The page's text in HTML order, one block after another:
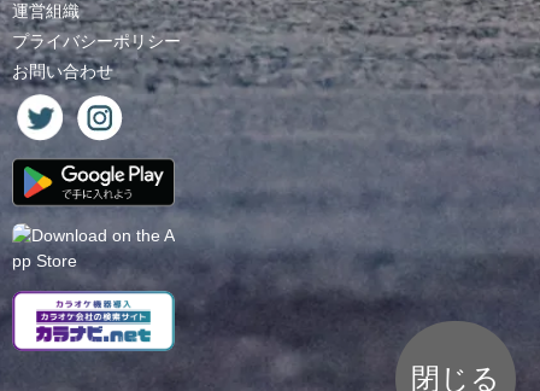
運営組織
プライバシーポリシー
お問い合わせ
閉じる